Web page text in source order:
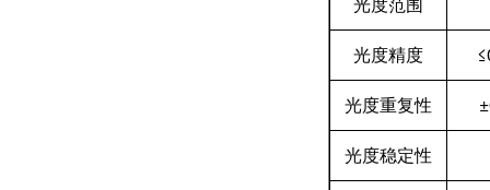
光度精度
光度重复性
光度稳定性